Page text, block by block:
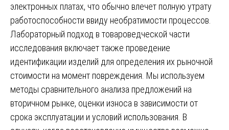
электронных платах, что обычно влечет полную утрату
работоспособности ввиду необратимости процессов.
Лабораторный подход в товароведческой части
исследования включает также проведение
идентификации изделий для определения их рыночной
стоимости на момент повреждения. Мы используем
методы сравнительного анализа предложений на
вторичном рынке, оценки износа в зависимости от
срока эксплуатации и условий использования. В